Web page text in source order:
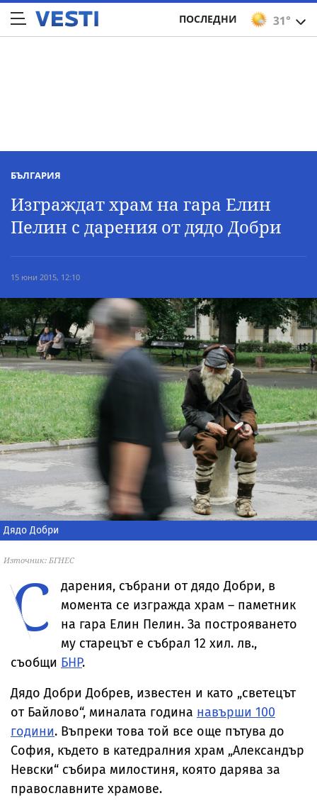
31°
ПОСЛЕДНИ
БЪЛГАРИЯ
Изграждат храм на гара Елин
Пелин с дарения от дядо Добри
15 юни 2015, 12:10
Дядо Добри
Източник: БГНЕС
С
дарения, събрани от дядо Добри, в
момента се изгражда храм – паметник
на гара Елин Пелин. За построяването
му старецът е събрал 12 хил. лв.,
съобщи БНР.
Дядо Добри Добрев, известен и като „светецът
от Байлово“, миналата година навърши 100
години. Въпреки това той все още пътува до
София, където в катедралния храм „Александър
Невски“ събира милостиня, която дарява за
православните храмове.